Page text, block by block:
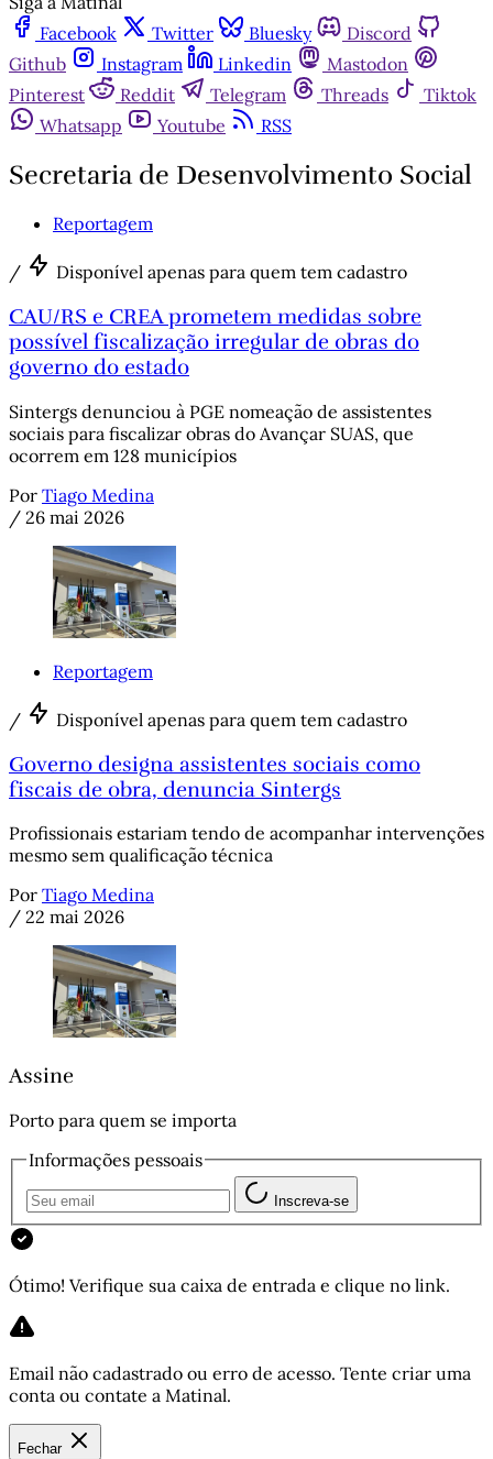
Facebook
Twitter Bluesky
Discord
Github
Instagram Linkedin
Mastodon
Pinterest
Reddit Telegram Threads
Tiktok
Whatsapp
Youtube RSS
Secretaria de Desenvolvimento Social
Reportagem
/ Disponível apenas para quem tem cadastro
CAU/RS e CREA prometem medidas sobre
possível fiscalização irregular de obras do
governo do estado
Sintergs denunciou à PGE nomeação de assistentes
sociais para fiscalizar obras do Avançar SUAS, que
ocorrem em 128 municípios
Por Tiago Medina
/ 26 mai 2026
Reportagem
/ Disponível apenas para quem tem cadastro
Governo designa assistentes sociais como
fiscais de obra, denuncia Sintergs
Profissionais estariam tendo de acompanhar intervenções
mesmo sem qualificação técnica
Por Tiago Medina
/ 22 mai 2026
Assine
Porto para quem se importa
Informações pessoais
Inscreva-se
Ótimo! Verifique sua caixa de entrada e clique no link.
Email não cadastrado ou erro de acesso. Tente criar uma
conta ou contate a Matinal.
Fechar